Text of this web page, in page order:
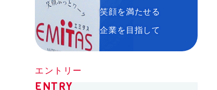
笑顔を満たせる
企業を目指して
エントリー
ENTRY